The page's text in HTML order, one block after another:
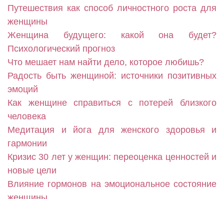
Путешествия как способ личностного роста для
женщины
Женщина будущего: какой она будет?
Психологический прогноз
Что мешает нам найти дело, которое любишь?
Радость быть женщиной: источники позитивных
эмоций
Как женщине справиться с потерей близкого
человека
Медитация и йога для женского здоровья и
гармонии
Кризис 30 лет у женщин: переоценка ценностей и
новые цели
Влияние гормонов на эмоциональное состояние